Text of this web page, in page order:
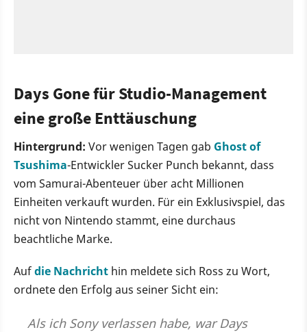
Days Gone für Studio-Management
eine große Enttäuschung
Hintergrund: Vor wenigen Tagen gab Ghost of
Tsushima-Entwickler Sucker Punch bekannt, dass
vom Samurai-Abenteuer über acht Millionen
Einheiten verkauft wurden. Für ein Exklusivspiel, das
nicht von Nintendo stammt, eine durchaus
beachtliche Marke.
Aufdie Nachricht hin meldete sich Ross zu Wort,
ordnete den Erfolg aus seiner Sicht ein:
Als ich Sony verlassen habe, war Days